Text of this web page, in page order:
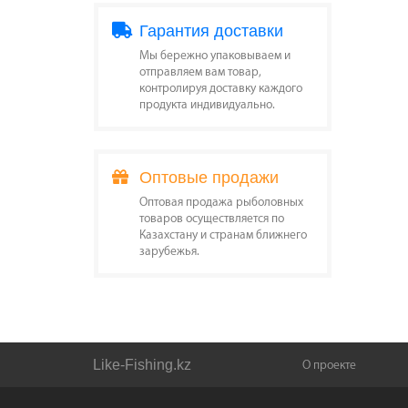
Гарантия доставки
Мы бережно упаковываем и
отправляем вам товар,
контролируя доставку каждого
продукта индивидуально.
Оптовые продажи
Оптовая продажа рыболовных
товаров осуществляется по
Казахстану и странам ближнего
зарубежья.
Like-Fishing.kz О проекте